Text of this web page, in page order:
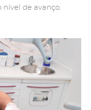
de avanço.